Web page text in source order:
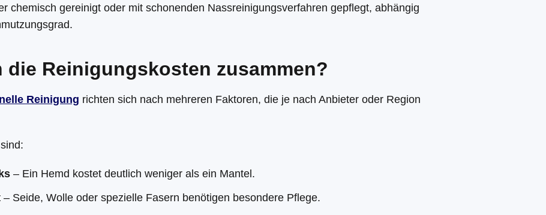
chemisch gereinigt oder mit schonenden Nassreinigungsverfahren gepflegt, abhängig
die Reinigungskosten zusammen?
Reinigung richten sich nach mehreren Faktoren, die je nach Anbieter oder Region
– Ein Hemd kostet deutlich weniger als ein Mantel.
– Seide, Wolle oder spezielle Fasern benötigen besondere Pflege.